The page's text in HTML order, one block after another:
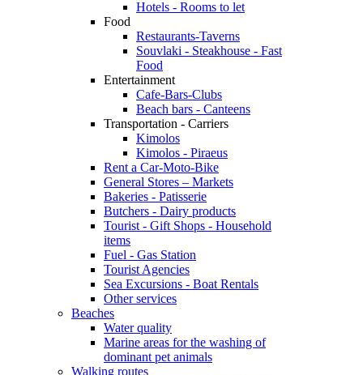
Hotels - Rooms to let
Food
Restaurants-Taverns
Souvlaki - Steakhouse - Fast
Food
Entertainment
Cafe-Bars-Clubs
Beach bars - Canteens
Transportation - Carriers
Kimolos
Kimolos - Piraeus
Rent a Car-Moto-Bike
General Stores – Markets
Bakeries - Patisserie
Butchers - Dairy products
Tourist - Gift Shops - Household
items
Fuel - Gas Station
Tourist Agencies
Sea Excursions - Boat Rentals
Other services
Beaches
Water quality
Marine areas for the washing of
dominant pet animals
Walking routes